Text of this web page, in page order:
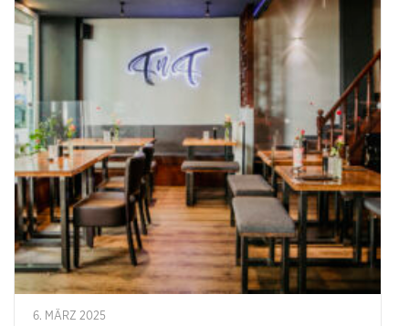
6. MÄRZ 2025